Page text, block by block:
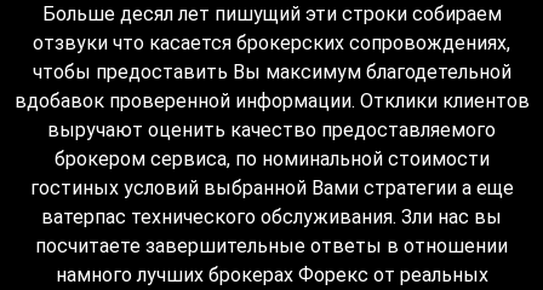
Больше десял лет пишущий эти строки собираем
отзвуки что касается брокерских сопровождениях,
чтобы предоставить Вы максимум благодетельной
вдобавок проверенной информации. Отклики клиентов
выручают оценить качество предоставляемого
брокером сервиса, по номинальной стоимости
гостиных условий выбранной Вами стратегии а еще
ватерпас технического обслуживания. Зли нас вы
посчитаете завершительные ответы в отношении
намного лучших брокерах Форекс от реальных